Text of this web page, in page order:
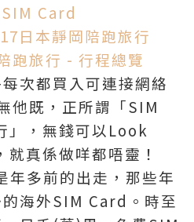
Card
日本靜岡陪跑旅行
跑旅行 - 行程總覽
每次都買入可連接網絡
他既，正所謂「SIM
」，無錢可以Look
真係做咩都唔靈！
多前的出走，那些年
海外SIM Card。時至